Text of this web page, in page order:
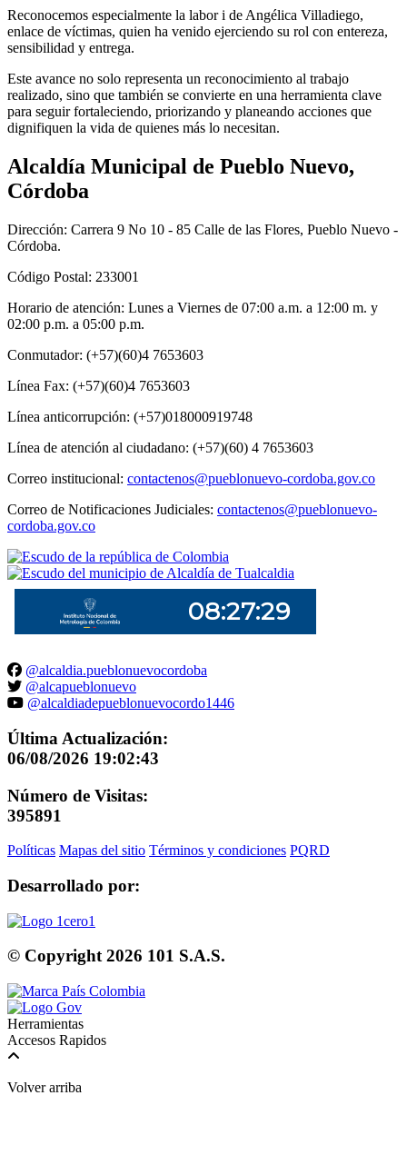
Reconocemos especialmente la labor i de Angélica Villadiego,
enlace de víctimas, quien ha venido ejerciendo su rol con entereza,
sensibilidad y entrega.
Este avance no solo representa un reconocimiento al trabajo
realizado, sino que también se convierte en una herramienta clave
para seguir fortaleciendo, priorizando y planeando acciones que
dignifiquen la vida de quienes más lo necesitan.​
Alcaldía Municipal de Pueblo Nuevo,
Córdoba
Dirección: Carrera 9 No 10 - 85 Calle de las Flores, Pueblo Nuevo -
Córdoba.
Código Postal: 233001
Horario de atención: Lunes a Viernes de 07:00 a.m. a 12:00 m. y
02:00 p.m. a 05:00 p.m.
Conmutador: (+57)(60)4 7653603
Línea Fax: (+57)(60)4 7653603
Línea anticorrupción: (+57)018000919748
Línea de atención al ciudadano: (+57)(60) 4 7653603
Correo institucional: contactenos@pueblonuevo-cordoba.gov.co
Correo de Notificaciones Judiciales: contactenos@pueblonuevo-
cordoba.gov.co
@alcaldia.pueblonuevocordoba
@alcapueblonuevo
@alcaldiadepueblonuevocordo1446
Última Actualización:
06/08/2026 19:02:43
Número de Visitas:
395891
Políticas Mapas del sitio Términos y condiciones PQRD
Desarrollado por:
© Copyright2026 101 S.A.S.
Herramientas
Accesos Rapidos
Volver arriba